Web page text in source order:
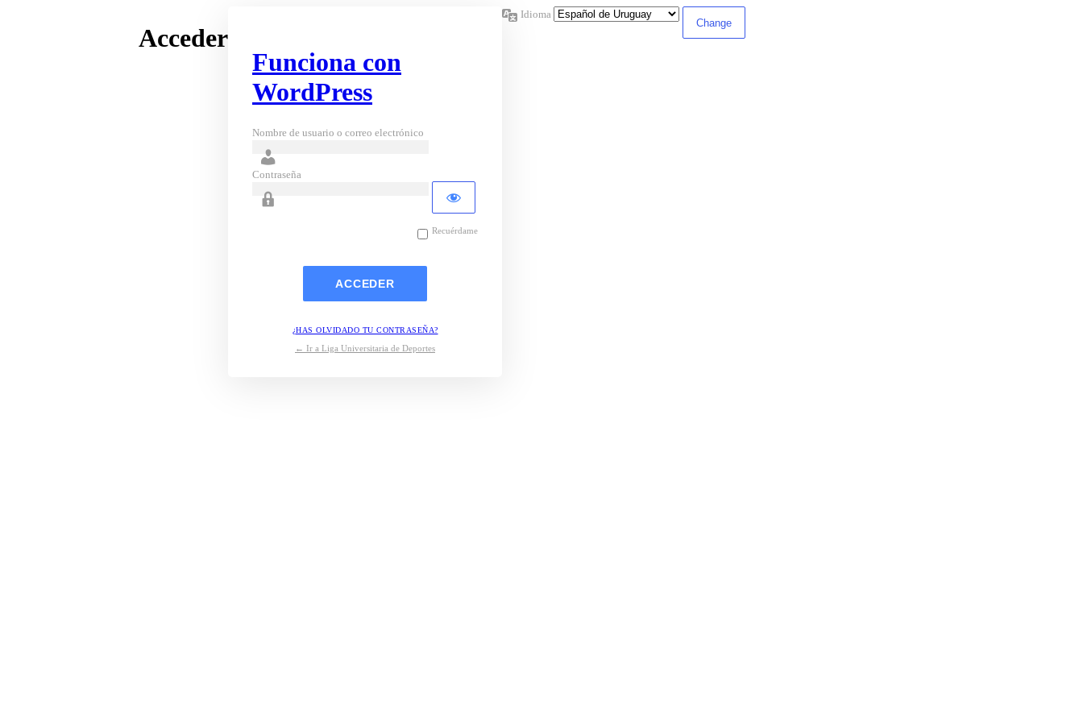
Acceder
Funciona con
WordPress
Nombre de usuario o correo electrónico
Contraseña
Recuérdame
¿HAS OLVIDADO TU CONTRASEÑA?
← Ir a Liga Universitaria de Deportes
Idioma